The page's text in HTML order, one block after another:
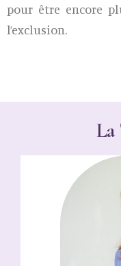
pour être encore
l’exclusion.